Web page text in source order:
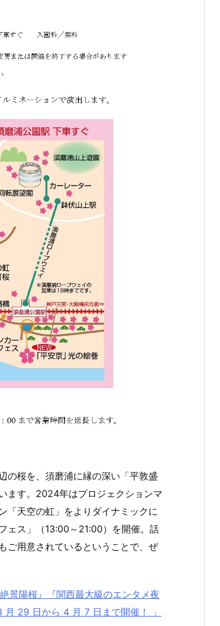
の桜を、須磨浦に縁の深い「平敦盛
ます。2024年はプロジェクションマ
「天空の虹」をよりダイナミックに
ェス」（13:00～21:00）を開催。話
ご用意されているということで、ぜ
景陽桜』『関西最大級のエンタメ夜
29 日から 4 月 7 日まで開催！ 」